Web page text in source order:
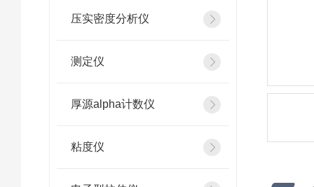
压实密度分析仪
测定仪
厚源alpha计数仪
粘度仪